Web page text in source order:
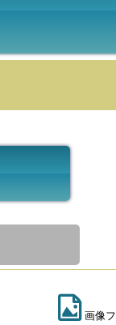
画像